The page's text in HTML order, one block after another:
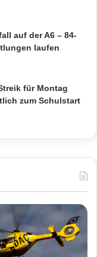
auf der A6 – 84-
laufen
für Montag
zum Schulstart